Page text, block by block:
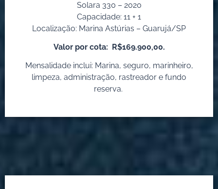
Solara 330 – 2020
Capacidade: 11 + 1
Localização: Marina Astúrias – Guarujá/SP
Valor por cota: R$169.900,00.
Mensalidade inclui: Marina, seguro, marinheiro,
limpeza, administração, rastreador e fundo
reserva.